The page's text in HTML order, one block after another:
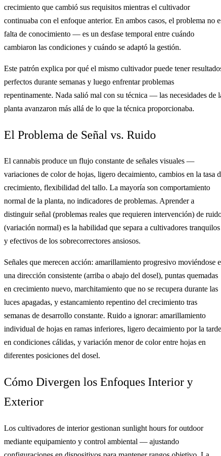
crecimiento que cambió sus requisitos mientras el cultivador
continuaba con el enfoque anterior. En ambos casos, el problema no
falta de conocimiento — es un desfase temporal entre cuándo
cambiaron las condiciones y cuándo se adaptó la gestión.
Este patrón explica por qué el mismo cultivador puede tener
perfectos durante semanas y luego enfrentar problemas
repentinamente. Nada salió mal con su técnica — las necesidades de
planta avanzaron más allá de lo que la técnica proporcionaba.
El Problema de Señal vs. Ruido
El cannabis produce un flujo constante de señales visuales —
variaciones de color de hojas, ligero decaimiento, cambios en la tasa
crecimiento, flexibilidad del tallo. La mayoría son comportamiento
normal de la planta, no indicadores de problemas. Aprender a
distinguir señal (problemas reales que requieren intervención) de
(variación normal) es la habilidad que separa a cultivadores tranquilos
y efectivos de los sobrecorrectores ansiosos.
Señales que merecen acción: amarillamiento progresivo moviéndose
una dirección consistente (arriba o abajo del dosel), puntas quemadas
en crecimiento nuevo, marchitamiento que no se recupera durante las
luces apagadas, y estancamiento repentino del crecimiento tras
semanas de desarrollo constante. Ruido a ignorar: amarillamiento
individual de hojas en ramas inferiores, ligero decaimiento por la tarde
en condiciones cálidas, y variación menor de color entre hojas en
diferentes posiciones del dosel.
Cómo Divergen los Enfoques Interior y
Exterior
Los cultivadores de interior gestionan sunlight hours for outdoor
mediante equipamiento y control ambiental — ajustando